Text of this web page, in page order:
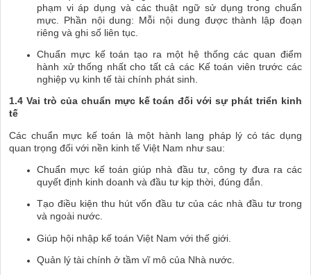
phạm vi áp dụng và các thuật ngữ sử dụng trong chuẩn
mực. Phần nội dung: Mỗi nội dung được thành lập đoạn
riêng và ghi số liên tục.
Chuẩn mực kế toán tạo ra một hệ thống các quan điểm
hành xử thống nhất cho tất cả các Kế toán viên trước các
nghiệp vụ kinh tế tài chính phát sinh.
1.4 Vai trò của chuẩn mực kế toán đối với sự phát triển kinh
tế
Các chuẩn mực kế toán là một hành lang pháp lý có tác dụng
quan trọng đối với nền kinh tế Việt Nam như sau:
Chuẩn mực kế toán giúp nhà đầu tư, công ty đưa ra các
quyết định kinh doanh và đầu tư kịp thời, đúng đắn.
Tạo điều kiện thu hút vốn đầu tư của các nhà đầu tư trong
và ngoài nước.
Giúp hội nhập kế toán Việt Nam với thế giới.
Quản lý tài chính ở tầm vĩ mô của Nhà nước.